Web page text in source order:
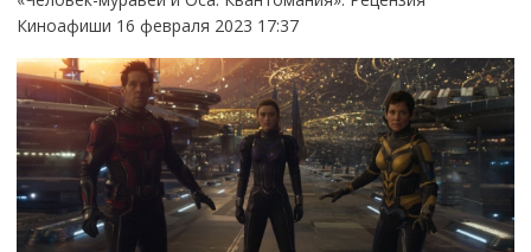
Киноафиши 16 февраля 2023 17:37